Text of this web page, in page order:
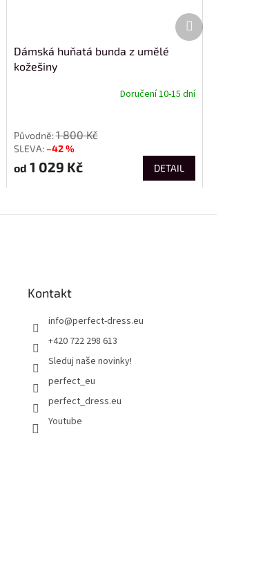
Dámská huňatá bunda z umělé
kožešiny
Doručení 10-15 dní
1 800 Kč
–42 %
od 1 029 Kč DETAIL
Další
produkt
Kontakt
info@perfect-dress.eu
+420 722 298 613
Sleduj naše novinky!
perfect_eu
perfect_dress.eu
Youtube